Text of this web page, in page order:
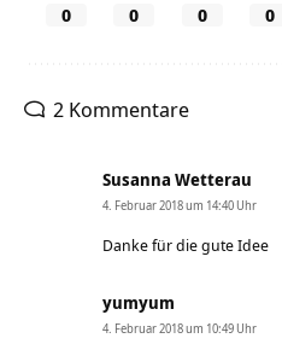
0 0 0 0
2 Kommentare
Susanna Wetterau
4. Februar 2018 um 14:40 Uhr
Danke für die gute Idee
yumyum
4. Februar 2018 um 10:49 Uhr